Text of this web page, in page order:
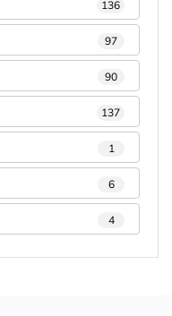
136
97
90
137
1
6
4